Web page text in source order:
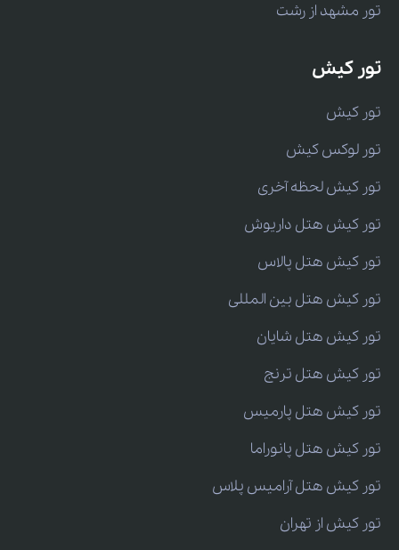
تور مشهد از رشت
تور کیش
تور کیش
تور لوکس کیش
تور کیش لحظه آخری
تور کیش هتل داریوش
تور کیش هتل پالاس
تور کیش هتل بین المللی
تور کیش هتل شایان
تور کیش هتل ترنج
تور کیش هتل پارمیس
تور کیش هتل پانوراما
تور کیش هتل آرامیس پلاس
تور کیش از تهران